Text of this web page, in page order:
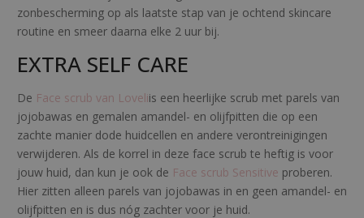
zonbescherming op als laatste stap van je ochtend skincare
routine en smeer daarna elke 2 uur bij.
EXTRA SELF CARE
De Face scrub van Loveliis een heerlijke scrub met parels van
jojobawas en gemalen amandel- en olijfpitten die op een
zachte manier dode huidcellen en andere verontreinigingen
verwijderen. Als de korrel in deze face scrub te heftig is voor
jouw huid, dan kun je ook de Face scrub Sensitive proberen.
Hier zitten alleen parels van jojobawas in en geen amandel- en
olijfpitten en is dus nóg zachter voor je huid.